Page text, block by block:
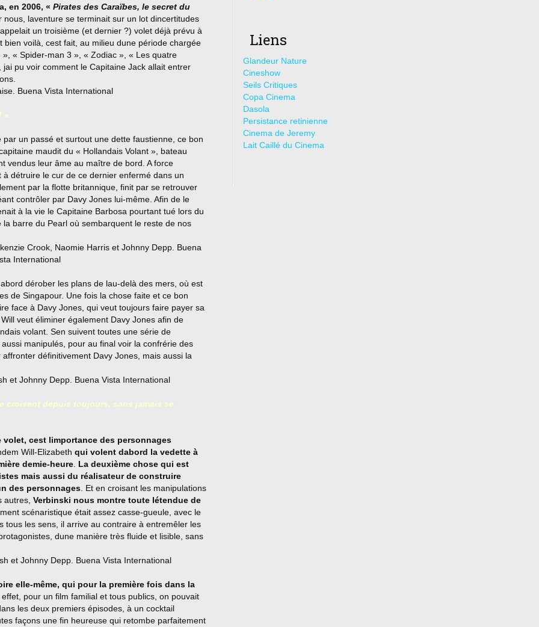
en 2006, « Pirates des Caraïbes, le secret du
laventure se terminait sur un lot dincertitudes
un troisième (et dernier ?) volet déjà prévu à
voilà, cest fait, au milieu dune période chargée
« Spider-man 3 », « Zodiac », « Les quatre
jai pu voir comment le Capitaine Jack allait entrer
»
par un passé et surtout une dette faustienne, ce bon
maudit du « Hollandais Volant », bateau
vendus leur âme au maître de bord. A force
détruire le cur de ce dernier enfermé dans un
par la flotte britannique, finit par se retrouver
contrôler par Davy Jones lui-même. Afin de le
à la vie le Capitaine Barbosa pourtant tué lors du
barre du Pearl où sembarquent le reste de nos
dérober les plans de lau-delà des mers, où est
de Singapour. Une fois la chose faite et ce bon
face à Davy Jones, qui veut toujours faire payer sa
veut éliminer également Davy Jones afin de
volant. Sen suivent toutes une série de
manipulés, pour au final voir la confrérie des
définitivement Davy Jones, mais aussi la
croisent depuis toujours, sans jamais se
cest limportance des personnages
Will-Elizabeth qui volent dabord la vedette à
demie-heure La deuxième chose qui est
mais aussi du réalisateur de construire
des personnages . Et en croisant les manipulations
autres, Verbinski nous montre toute létendue de
scénaristique était assez casse-gueule, avec le
tous les sens, il arrive au contraire à entremêler les
dune manière très fluide et lisible, sans
elle-même, qui pour la première fois dans la
effet, pour un film familial et tous publics, on pouvait
les deux premiers épisodes, à un cocktail
façons une fin heureuse qui retombe parfaitement
Liens
Glandeur Nature
Cineshow
Seils Critiques
Copa Cinema
Dasola
Persistance retinienne
Cinema de Jeremy
Lait Caillé du Cinema